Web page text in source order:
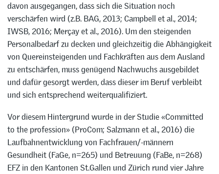
davon ausgegangen, dass sich die Situation noch
verschärfen wird (z.B. BAG, 2013; Campbell et al., 2014;
IWSB, 2016; Merçay et al., 2016). Um den steigenden
Personalbedarf zu decken und gleichzeitig die Abhängigkeit
von Quereinsteigenden und Fachkräften aus dem Ausland
zu entschärfen, muss genügend Nachwuchs ausgebildet
und dafür gesorgt werden, dass dieser im Beruf verbleibt
und sich entsprechend weiterqualifiziert.
Vor diesem Hintergrund wurde in der Studie «Committed
to the profession» (ProCom; Salzmann et al., 2016) die
Laufbahnentwicklung von Fachfrauen/-männern
Gesundheit (FaGe, n=265) und Betreuung (FaBe, n=268)
EFZ in den Kantonen St.Gallen und Zürich rund vier Jahre